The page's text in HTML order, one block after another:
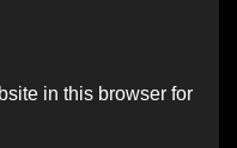
in this browser for